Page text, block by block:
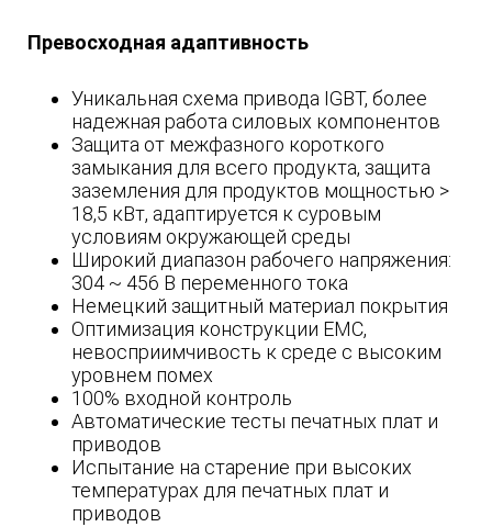
Превосходная адаптивность
Уникальная схема привода IGBT, более
надежная работа силовых компонентов
Защита от межфазного короткого
замыкания для всего продукта, защита
заземления для продуктов мощностью >
18,5 кВт, адаптируется к суровым
условиям окружающей среды
Широкий диапазон рабочего напряжения:
304 ~ 456 В переменного тока
Немецкий защитный материал покрытия
Оптимизация конструкции EMC,
невосприимчивость к среде с высоким
уровнем помех
100% входной контроль
Автоматические тесты печатных плат и
приводов
Испытание на старение при высоких
температурах для печатных плат и
приводов